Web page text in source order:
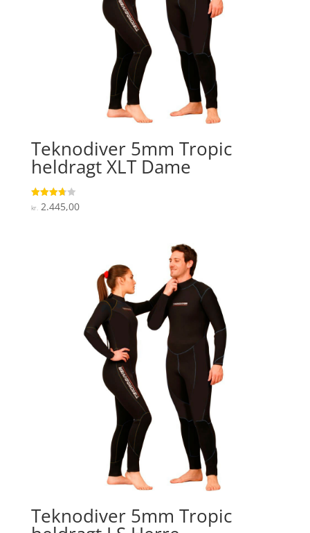
Teknodiver 5mm Tropic
heldragt XLT Dame
Vurderet
3.7
kr. 2.445,00
Teknodiver 5mm Tropic